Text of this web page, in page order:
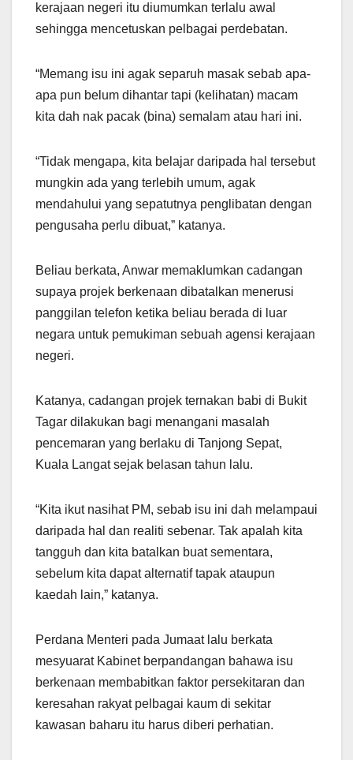
kerajaan negeri itu diumumkan terlalu awal
sehingga mencetuskan pelbagai perdebatan.
“Memang isu ini agak separuh masak sebab apa-
apa pun belum dihantar tapi (kelihatan) macam
kita dah nak pacak (bina) semalam atau hari ini.
“Tidak mengapa, kita belajar daripada hal tersebut
mungkin ada yang terlebih umum, agak
mendahului yang sepatutnya penglibatan dengan
pengusaha perlu dibuat,” katanya.
Beliau berkata, Anwar memaklumkan cadangan
supaya projek berkenaan dibatalkan menerusi
panggilan telefon ketika beliau berada di luar
negara untuk pemukiman sebuah agensi kerajaan
negeri.
Katanya, cadangan projek ternakan babi di Bukit
Tagar dilakukan bagi menangani masalah
pencemaran yang berlaku di Tanjong Sepat,
Kuala Langat sejak belasan tahun lalu.
“Kita ikut nasihat PM, sebab isu ini dah melampaui
daripada hal dan realiti sebenar. Tak apalah kita
tangguh dan kita batalkan buat sementara,
sebelum kita dapat alternatif tapak ataupun
kaedah lain,” katanya.
Perdana Menteri pada Jumaat lalu berkata
mesyuarat Kabinet berpandangan bahawa isu
berkenaan membabitkan faktor persekitaran dan
keresahan rakyat pelbagai kaum di sekitar
kawasan baharu itu harus diberi perhatian.